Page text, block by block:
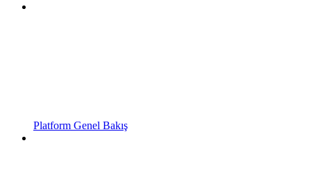
Platform Genel Bakış